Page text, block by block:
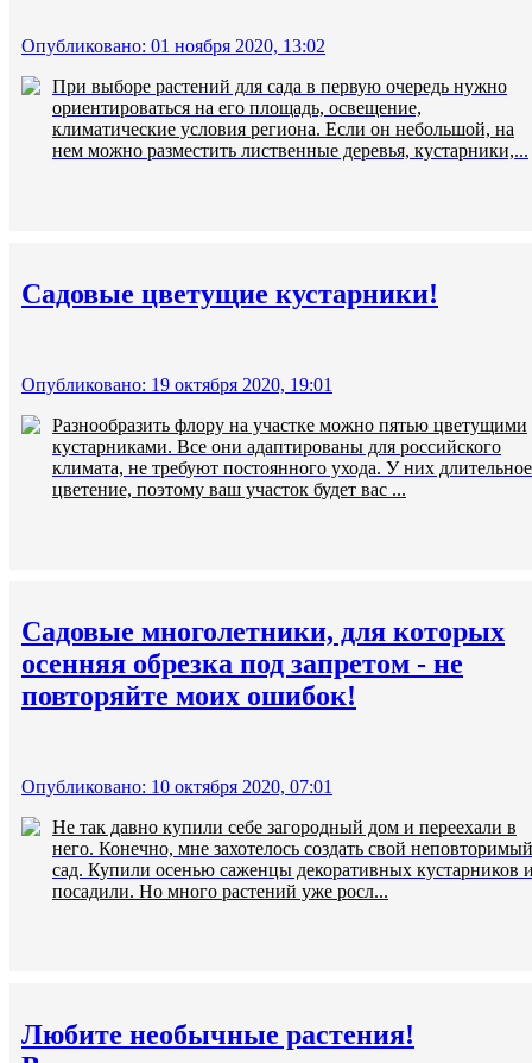
Опубликовано: 01 ноября 2020, 13:02
При выборе растений для сада в первую очередь нужно
ориентироваться на его площадь, освещение,
климатические условия региона. Если он небольшой, на
нем можно разместить лиственные деревья, кустарники,...
Садовые цветущие кустарники!
Опубликовано: 19 октября 2020, 19:01
Разнообразить флору на участке можно пятью цветущими
кустарниками. Все они адаптированы для российского
климата, не требуют постоянного ухода. У них длительное
цветение, поэтому ваш участок будет вас ...
Садовые многолетники, для которых
осенняя обрезка под запретом - не
повторяйте моих ошибок!
Опубликовано: 10 октября 2020, 07:01
Не так давно купили себе загородный дом и переехали в
него. Конечно, мне захотелось создать свой неповторимый
сад. Купили осенью саженцы декоративных кустарников
посадили. Но много растений уже росл...
Любите необычные растения!